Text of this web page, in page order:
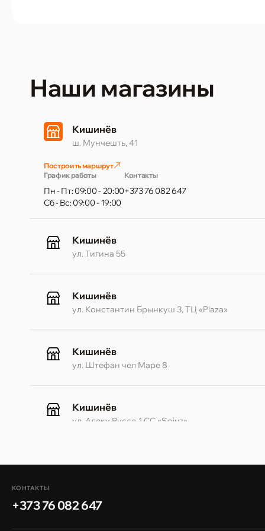
Наши магазины
Кишинёв
ш. Мунчешть, 41
Построить маршрут
График работы
Пн - Пт: 09:00 - 20:00
Сб - Вс: 09:00 - 19:00
Контакты
+373 76 082 647
Кишинёв
ул. Тигина 55
Кишинёв
ул. Константин Брынкуш 3, ТЦ «Plaza»
Кишинёв
ул. Штефан чел Маре 8
Кишинёв
ул. Алеку Руссо 1 CC «Soiuz»
Кишинёв
КОНТАКТЫ
+373 76 082 647